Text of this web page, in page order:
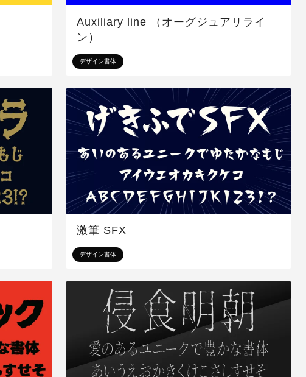
デザイン書体
Auxiliary line （オーグジュアリライ
ン）
デザイン書体
激筆 SFX